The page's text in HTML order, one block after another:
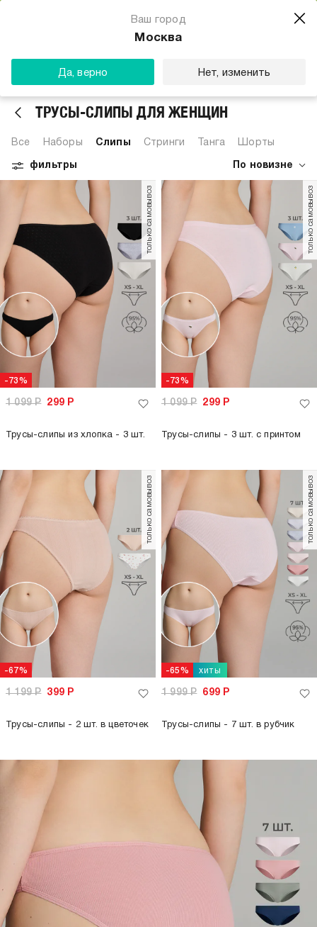
Ваш город
Москва
Да, верно Нет, изменить
ТРУСЫ-СЛИПЫ ДЛЯ ЖЕНЩИН
Все Наборы Слипы Стринги Танга Шорты
По новизне
фильтры
-73%
только самовывоз
1 099Р 299 Р
Трусы-слипы из хлопка - 3 шт.
-73%
только самовывоз
1 099Р 299 Р
Трусы-слипы - 3 шт. с принтом
-67%
только самовывоз
1 199Р 399 Р
Трусы-слипы - 2 шт. в цветочек
-65% хиты
только самовывоз
1 999Р 699 Р
Трусы-слипы - 7 шт. в рубчик
Магазин одежды для тебя